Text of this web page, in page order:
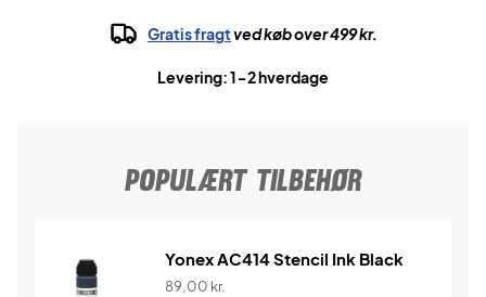
Gratis fragtved køb over 499 kr.
Levering: 1-2 hverdage
POPULÆRT TILBEHØR
Yonex AC414 Stencil Ink Black
89,00 kr.